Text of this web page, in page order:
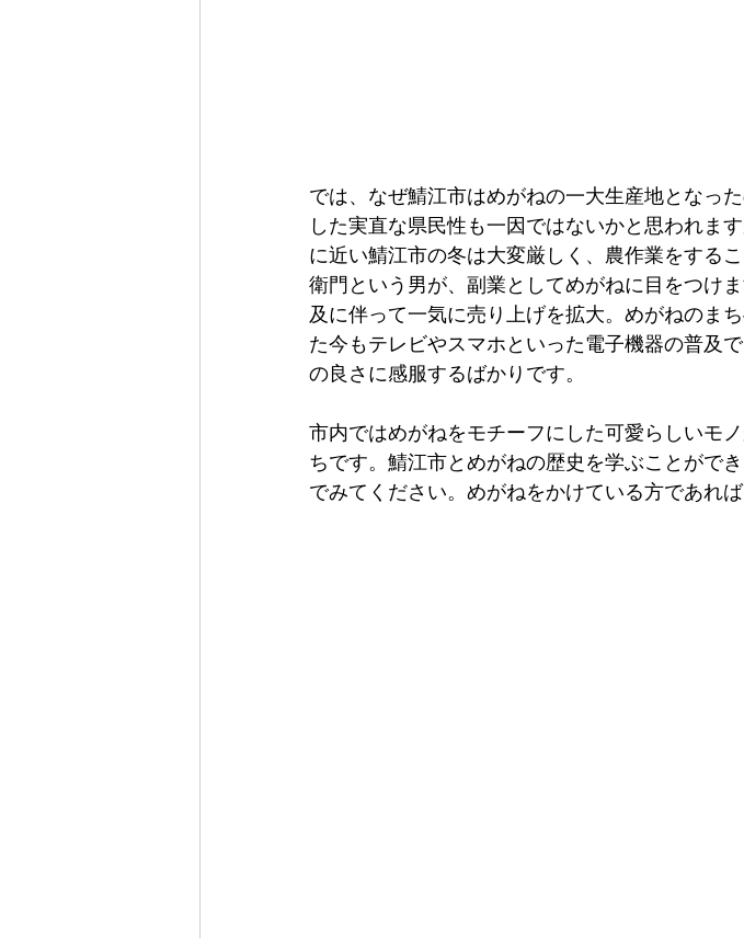
では、なぜ鯖江市はめがねの一大生産地となっ
した実直な県民性も一因ではないかと思われま
に近い鯖江市の冬は大変厳しく、農作業をする
衛門という男が、副業としてめがねに目をつけ
及に伴って一気に売り上げを拡大。めがねのま
た今もテレビやスマホといった電子機器の普及
の良さに感服するばかりです。
市内ではめがねをモチーフにした可愛らしいモ
ちです。鯖江市とめがねの歴史を学ぶことがで
でみてください。めがねをかけている方であれ